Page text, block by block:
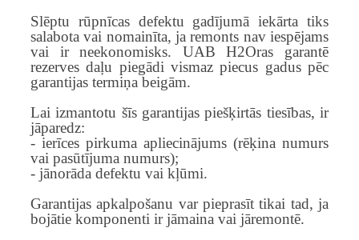
Slēptu rūpnīcas defektu gadījumā iekārta tiks
salabota vai nomainīta, ja remonts nav iespējams
vai ir neekonomisks. UAB H2Oras garantē
rezerves daļu piegādi vismaz piecus gadus pēc
garantijas termiņa beigām.
Lai izmantotu šīs garantijas piešķirtās tiesības, ir
jāparedz:
- ierīces pirkuma apliecinājums (rēķina numurs
vai pasūtījuma numurs);
- jānorāda defektu vai kļūmi.
Garantijas apkalpošanu var pieprasīt tikai tad, ja
bojātie komponenti ir jāmaina vai jāremontē.